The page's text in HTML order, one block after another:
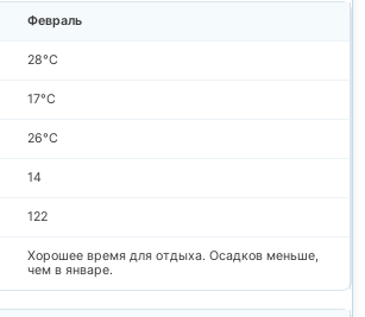
Февраль
28°C
17°C
26°C
14
122
Хорошее время для отдыха. Осадков меньше,
чем в январе.